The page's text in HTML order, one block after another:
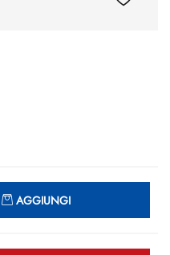
AGGIUNGI